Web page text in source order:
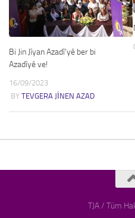
Bi Jin Jîyan Azadî’yê ber bi
Azadîyê ve!
16/09/2023
BY TEVGERA JINEN AZAD
TJA / Tüm